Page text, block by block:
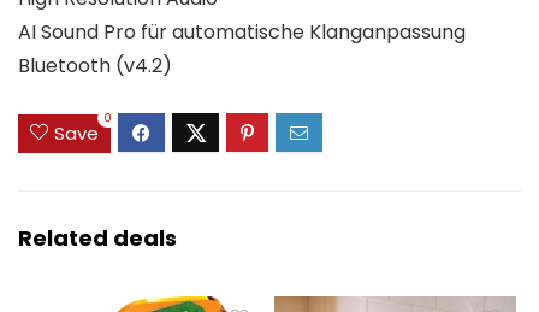
AI Sound Pro für automatische Klanganpassung
Bluetooth (v4.2)
Save
0
Related deals